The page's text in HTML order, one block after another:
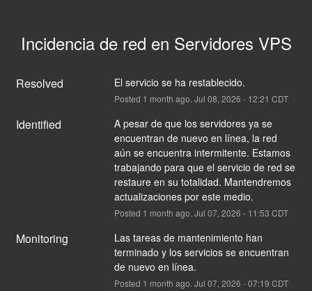
Incidencia de red en Servidores VPS
Resolved El servicio se ha restablecido.
Posted 1 month ago. Jul 08, 2026 - 12:21 CDT
Identified
A pesar de que los servidores ya se
encuentran de nuevo en línea, la red
aún se encuentra intermitente. Estamos
trabajando para que el servicio de red se
restaure en su totalidad. Mantendremos
actualizaciones por este medio.
Posted 1 month ago. Jul 07, 2026 - 11:53 CDT
Monitoring
Las tareas de mantenimiento han
terminado y los servicios se encuentran
de nuevo en línea.
Posted 1 month ago. Jul 07, 2026 -07:19 CDT